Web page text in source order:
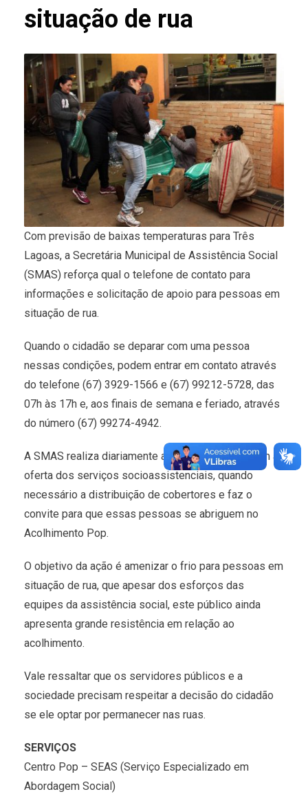
situação de rua
Com previsão de baixas temperaturas para Três
Lagoas, a Secretária Municipal de Assistência Social
(SMAS) reforça qual o telefone de contato para
informações e solicitação de apoio para pessoas em
situação de rua.
Quando o cidadão se deparar com uma pessoa
nessas condições, podem entrar em contato através
do telefone (67) 3929-1566 e (67) 99212-5728, das
07h às 17h e, aos finais de semana e feriado, através
do número (67) 99274-4942.
A SMAS realiza diariamente abordagem social com a
oferta dos serviços socioassistenciais, quando
necessário a distribuição de cobertores e faz o
convite para que essas pessoas se abriguem no
Acolhimento Pop.
O objetivo da ação é amenizar o frio para pessoas em
situação de rua, que apesar dos esforços das
equipes da assistência social, este público ainda
apresenta grande resistência em relação ao
acolhimento.
Vale ressaltar que os servidores públicos e a
sociedade precisam respeitar a decisão do cidadão
se ele optar por permanecer nas ruas.
SERVIÇOS
Centro Pop – SEAS (Serviço Especializado em
Abordagem Social)